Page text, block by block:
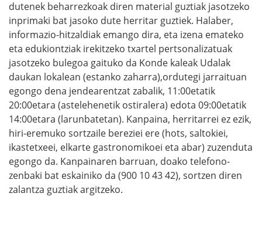
dutenek beharrezkoak diren material guztiak jasotzeko
inprimaki bat jasoko dute herritar guztiek. Halaber,
informazio-hitzaldiak emango dira, eta izena emateko
eta edukiontziak irekitzeko txartel pertsonalizatuak
jasotzeko bulegoa gaituko da Konde kaleak Udalak
daukan lokalean (estanko zaharra),ordutegi jarraituan
egongo dena jendearentzat zabalik, 11:00etatik
20:00etara (astelehenetik ostiralera) edota 09:00etatik
14:00etara (larunbatetan). Kanpaina, herritarrei ez ezik,
hiri-eremuko sortzaile bereziei ere (hots, saltokiei,
ikastetxeei, elkarte gastronomikoei eta abar) zuzenduta
egongo da. Kanpainaren barruan, doako telefono-
zenbaki bat eskainiko da (900 10 43 42), sortzen diren
zalantza guztiak argitzeko.